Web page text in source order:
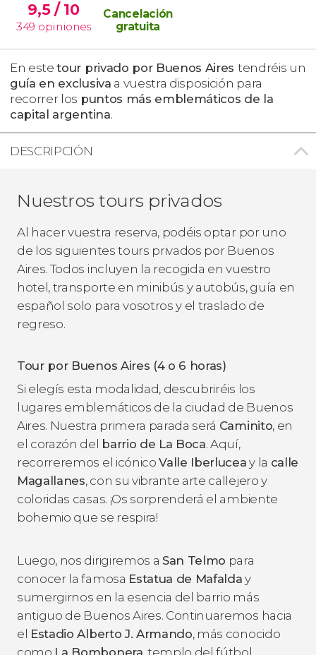
9,5/ 10
349 opiniones
Cancelación
gratuita
En estetour privado por Buenos Aires tendréis un
guía en exclusiva a vuestra disposición para
recorrer los puntos más emblemáticos de la
capital argentina.
DESCRIPCIÓN
Nuestros tours privados
Al hacer vuestra reserva, podéis optar por uno
de los siguientes tours privados por Buenos
Aires. Todos incluyen la recogida en vuestro
hotel, transporte en minibús y autobús, guía en
español solo para vosotros y el traslado de
regreso.
Tour por Buenos Aires (4 o 6 horas)
Si elegís esta modalidad, descubriréis los
lugares emblemáticos de la ciudad de Buenos
Aires. Nuestra primera parada será Caminito, en
el corazón del barrio de La Boca. Aquí,
recorreremos el icónicoValle Iberlucea y la calle
Magallanes, con su vibrante arte callejero y
coloridas casas. ¡Os sorprenderá el ambiente
bohemio que se respira!
Luego, nos dirigiremos a San Telmo para
conocer la famosa Estatua de Mafalda y
sumergirnos en la esencia del barrio más
antiguo de Buenos Aires. Continuaremos hacia
el Estadio Alberto J. Armando, más conocido
como La Bombonera, templo del fútbol